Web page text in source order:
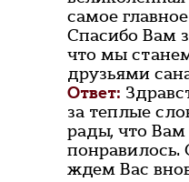
самое
Спасибо Вам
что мы
друзьями
Ответ:
за теплые
рады, что Вам
понравилось.
ждем Вас